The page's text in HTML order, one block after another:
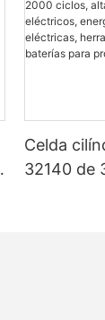
Celda
32140 de